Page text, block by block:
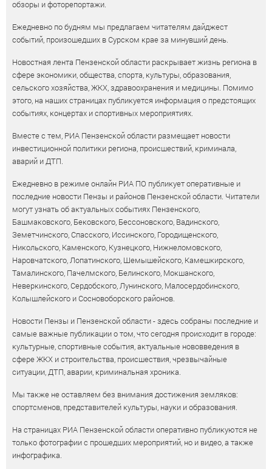
обзоры и фоторепортажи.
Ежедневно по будням мы предлагаем читателям дайджест
событий, произошедших в Сурском крае за минувший день.
Новостная лента Пензенской области раскрывает жизнь региона в
сфере экономики, общества, спорта, культуры, образования,
сельского хозяйства, ЖКХ, здравоохранения и медицины. Помимо
этого, на наших страницах публикуется информация о предстоящих
событиях, концертах и спортивных мероприятиях.
Вместе с тем, РИА Пензенской области размещает новости
инвестиционной политики региона, происшествий, криминала,
аварий и ДТП.
Ежедневно в режиме онлайн РИА ПО публикует оперативные и
последние новости Пензы и районов Пензенской области. Читатели
могут узнать об актуальных событиях Пензенского,
Башмаковского, Бековского, Бессоновского, Вадинского,
Земетчинского, Спасского, Иссинского, Городищенского,
Никольского, Каменского, Кузнецкого, Нижнеломовского,
Наровчатского, Лопатинского, Шемышейского, Камешкирского,
Тамалинского, Пачелмского, Белинского, Мокшанского,
Неверкинского, Сердобского, Лунинского, Малосердобинского,
Колышлейского и Сосновоборского районов.
Новости Пензы и Пензенской области - здесь собраны последние и
самые важные публикации о том, что сегодня происходит в городе:
культурные, спортивные события, актуальные нововведения в
сфере ЖКХ и строительства, происшествия, чрезвычайные
ситуации, ДТП, аварии, криминальная хроника.
Мы также не оставляем без внимания достижения земляков:
спортсменов, представителей культуры, науки и образования.
На страницах РИА Пензенской области оперативно публикуются не
только фотографии с прошедших мероприятий, но и видео, а также
инфографика.